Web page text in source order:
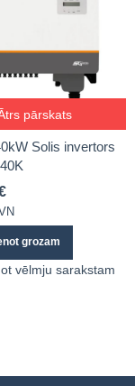
pārskats
Solis invertors
grozam
vēlmju sarakstam